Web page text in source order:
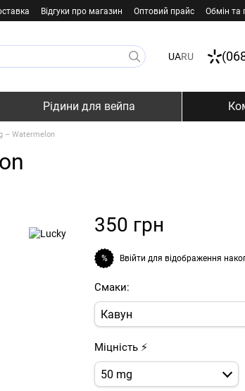
Відгуки про магазин Оптовий прайс Обмін та
UARU
Рідини для вейпа
– Watermelon
350 грн
% Ввійти для відображення
Смаки:
Кавун
Міцність ⚡
50 mg